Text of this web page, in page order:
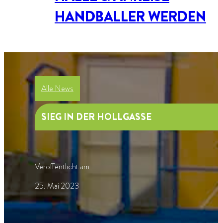
HANDBALLER WERDEN
Alle News
SIEG IN DER HOLLGASSE
Veröffentlicht am
25. Mai 2023